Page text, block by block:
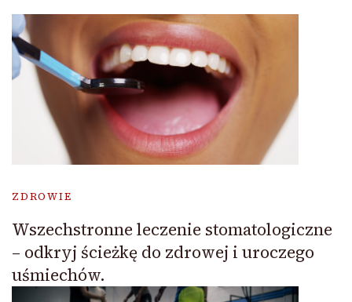
ZDROWIE
Wszechstronne leczenie stomatologiczne
– odkryj ścieżkę do zdrowej i uroczego
uśmiechów.